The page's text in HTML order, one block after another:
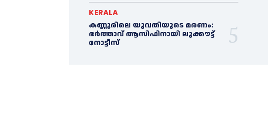
KERALA
കണ്ണൂരിലെ യുവതിയുടെ മരണം:
ഭര്‍ത്താവ് ആസിഫിനായി ലുക്കൗട്ട്
നോട്ടീസ്